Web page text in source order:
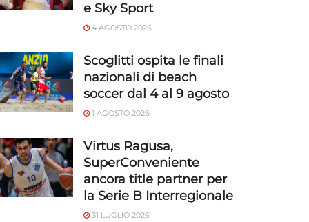
e Sky Sport
4 AGOSTO 2026
Scoglitti ospita le finali
nazionali di beach
soccer dal 4 al 9 agosto
1 AGOSTO 2026
Virtus Ragusa,
SuperConveniente
ancora title partner per
la Serie B Interregionale
31 LUGLIO 2026